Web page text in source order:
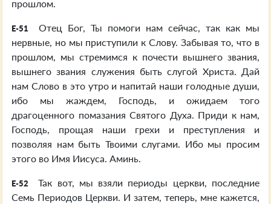
прошлом.
E-51
Отец Бог, Ты помоги нам сейчас, так как мы
нервные, но мы приступили к Слову. Забывая то, что в
прошлом, мы стремимся к почести вышнего звания,
вышнего звания служения быть слугой Христа. Дай
нам Слово в это утро и напитай наши голодные души,
ибо мы жаждем, Господь, и ожидаем того
драгоценного помазания Святого Духа. Приди к нам,
Господь, прощая наши грехи и преступления и
позволяя нам быть Твоими слугами. Ибо мы просим
этого во Имя Иисуса. Аминь.
E-52
Так вот, мы взяли периоды церкви, последние
Семь Периодов Церкви. И затем, теперь, мне кажется,